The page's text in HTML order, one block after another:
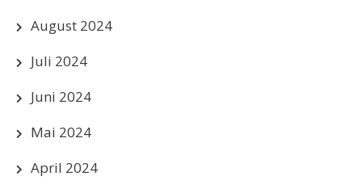
August 2024
Juli 2024
Juni 2024
Mai 2024
April 2024